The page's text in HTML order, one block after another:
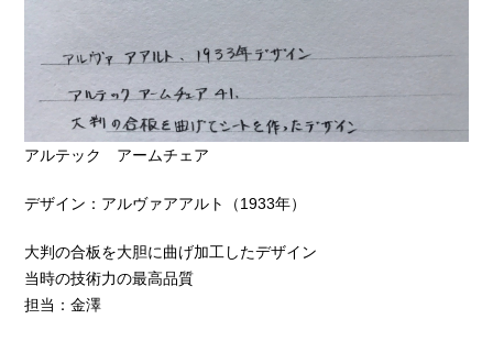
アルテック アームチェア
デザイン：アルヴァアアルト（1933年）
大判の合板を大胆に曲げ加工したデザイン
当時の技術力の最高品質
担当：金澤